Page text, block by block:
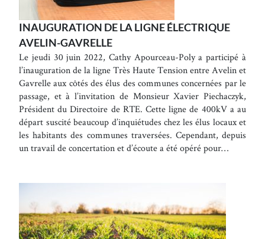
INAUGURATION DE LA LIGNE ÉLECTRIQUE
AVELIN-GAVRELLE
Le jeudi 30 juin 2022, Cathy Apourceau-Poly a participé à
l’inauguration de la ligne Très Haute Tension entre Avelin et
Gavrelle aux côtés des élus des communes concernées par le
passage, et à l’invitation de Monsieur Xavier Piechaczyk,
Président du Directoire de RTE. Cette ligne de 400kV a au
départ suscité beaucoup d’inquiétudes chez les élus locaux et
les habitants des communes traversées. Cependant, depuis
un travail de concertation et d’écoute a été opéré pour…